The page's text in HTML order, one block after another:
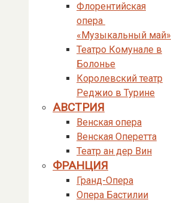
Флорентийская
опера
«Музыкальный май»
Театро Комунале в
Болонье
Королевский театр
Реджио в Турине
АВСТРИЯ
Венская опера
Венская Оперетта
Театр ан дер Вин
ФРАНЦИЯ
Гранд-Опера
Опера Бастилии